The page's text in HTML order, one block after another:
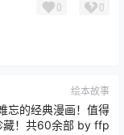
0 0
绘本故事
忘的经典漫画！值得
藏！共60余部 by ffp